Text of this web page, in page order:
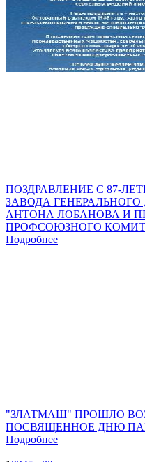
ПОЗДРАВЛЕНИЕ С 87-
ЗАВОДА
АНТОНА ЛОБАНОВА И
ПРОФСОЮЗНОГО
Подробнее
"ЗЛАТМАШ" ПРОШЛО
ПОСВЯЩЕННОЕ ДНЮ
Подробнее